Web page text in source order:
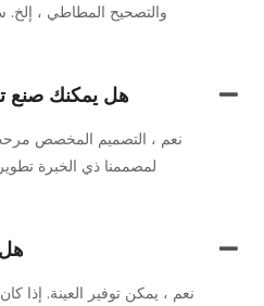
والتصحيح المطاطي ، إلخ.
هل يمكنك
نعم ، التصميم المخصص
لمصممنا ذي الخبرة
هل
نعم ، يمكن توفير العينة. إذا